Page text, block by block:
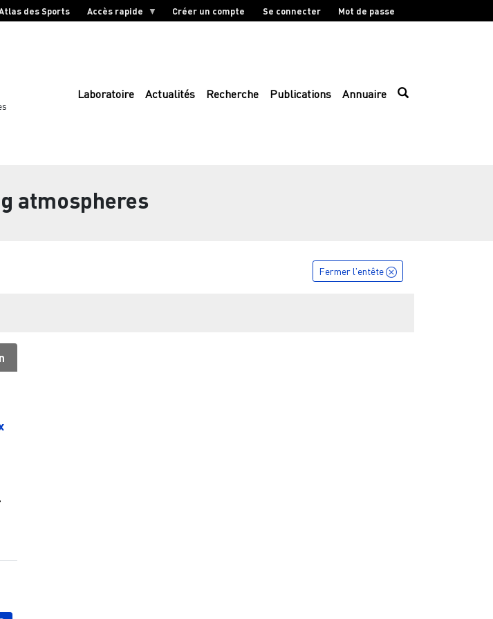
des Sports Accès rapide Créer un compte Se connecter Mot de passe
Laboratoire Actualités Recherche Publications Annuaire
atmospheres
Fermer l'entête